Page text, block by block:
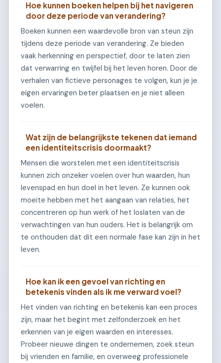
Hoe kunnen boeken helpen bij het navigeren
door deze periode van verandering?
Boeken kunnen een waardevolle bron van steun zijn
tijdens deze periode van verandering. Ze bieden
vaak herkenning en perspectief, door te laten zien
dat verwarring en twijfel bij het leven horen. Door de
verhalen van fictieve personages te volgen, kun je je
eigen ervaringen beter plaatsen en je niet alleen
voelen.
Wat zijn de belangrijkste tekenen dat iemand
een identiteitscrisis doormaakt?
Mensen die worstelen met een identiteitscrisis
kunnen zich onzeker voelen over hun waarden, hun
levenspad en hun doel in het leven. Ze kunnen ook
moeite hebben met het aangaan van relaties, het
concentreren op hun werk of het loslaten van de
verwachtingen van hun ouders. Het is belangrijk om
te onthouden dat dit een normale fase kan zijn in het
leven.
Hoe kan ik een gevoel van richting en
betekenis vinden als ik me verward voel?
Het vinden van richting en betekenis kan een proces
zijn, maar het begint met zelfonderzoek en het
erkennen van je eigen waarden en interesses.
Probeer nieuwe dingen te ondernemen, zoek steun
bij vrienden en familie, en overweeg professionele